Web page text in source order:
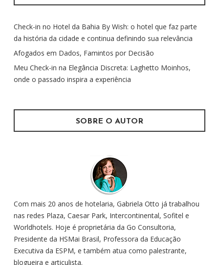
i
a
r
p
o
Check-in no Hotel da Bahia By Wish: o hotel que faz parte
da história da cidade e continua definindo sua relevância
Afogados em Dados, Famintos por Decisão
Meu Check-in na Elegância Discreta: Laghetto Moinhos,
onde o passado inspira a experiência
SOBRE O AUTOR
Com mais 20 anos de hotelaria, Gabriela Otto já trabalhou
nas redes Plaza, Caesar Park, Intercontinental, Sofitel e
Worldhotels. Hoje é proprietária da Go Consultoria,
Presidente da HSMai Brasil, Professora da Educação
Executiva da ESPM, e também atua como palestrante,
blogueira e articulista.